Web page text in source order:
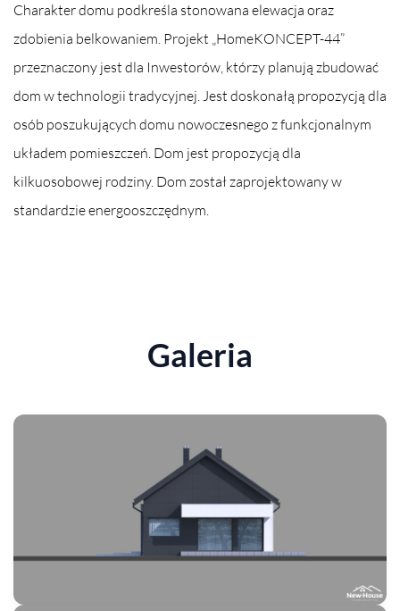
Charakter domu podkreśla stonowana elewacja oraz
zdobienia belkowaniem. Projekt „HomeKONCEPT-44”
przeznaczony jest dla Inwestorów, którzy planują zbudować
dom w technologii tradycyjnej. Jest doskonałą propozycją dla
osób poszukujących domu nowoczesnego z funkcjonalnym
układem pomieszczeń. Dom jest propozycją dla
kilkuosobowej rodziny. Dom został zaprojektowany w
standardzie energooszczędnym.
Galeria